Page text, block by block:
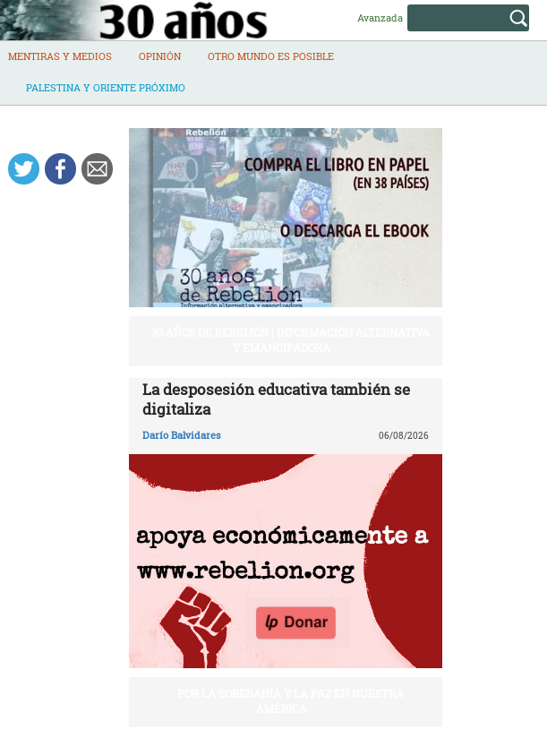
Avanzada
MENTIRAS Y MEDIOS OPINIÓN OTRO MUNDO ES POSIBLE
PALESTINA Y ORIENTE PRÓXIMO
La desposesión educativa también se
digitaliza
Darío Balvidares 06/08/2026